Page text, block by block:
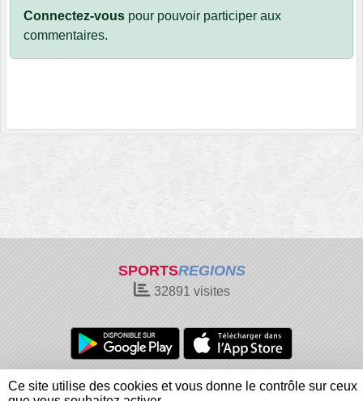
Connectez-vous pour pouvoir participer aux
commentaires.
SPORTSREGIONS
32891 visites
Charte cookies
Gestion des cookies
Ce site utilise des cookies et vous donne le contrôle sur ceux